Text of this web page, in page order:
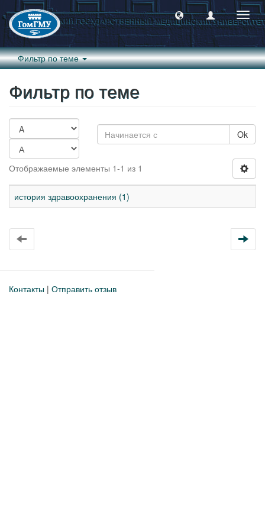
Фильтр по теме
Фильтр по теме
Ok
Отображаемые элементы 1-1 из 1
история здравоохранения (1)
Контакты | Отправить отзыв